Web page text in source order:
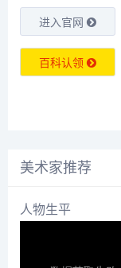
进入官网
百科认领
美术家推荐
人物生平